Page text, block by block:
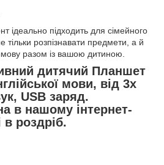
ідеально підходить для сімейного
тільки розпізнавати предмети, а й
разом із вашою дитиною.
дитячий Планшет
мови, від 3х
USB заряд.
в нашому інтернет-
в роздріб.